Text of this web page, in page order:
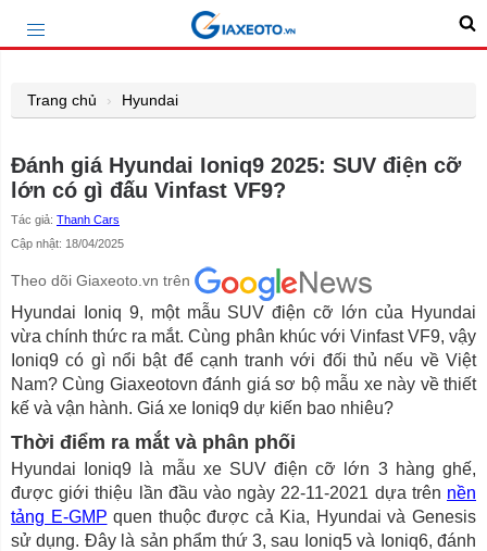
Trang chủ Hyundai
Đánh giá Hyundai Ioniq9 2025: SUV điện cỡ
lớn có gì đấu Vinfast VF9?
Tác giả: Thanh Cars
Cập nhật: 18/04/2025
Theo dõi Giaxeoto.vn trên
Hyundai Ioniq 9, một mẫu SUV điện cỡ lớn của Hyundai
vừa chính thức ra mắt. Cùng phân khúc với Vinfast VF9, vậy
Ioniq9 có gì nổi bật để cạnh tranh với đối thủ nếu về Việt
Nam? Cùng Giaxeotovn đánh giá sơ bộ mẫu xe này về thiết
kế và vận hành. Giá xe Ioniq9 dự kiến bao nhiêu?
Thời điểm ra mắt và phân phối
Hyundai Ioniq9 là mẫu xe SUV điện cỡ lớn 3 hàng ghế,
được giới thiệu lần đầu vào ngày 22-11-2021 dựa trên nền
tảng E-GMP quen thuộc được cả Kia, Hyundai và Genesis
sử dụng. Đây là sản phẩm thứ 3, sau Ioniq5 và Ioniq6, đánh